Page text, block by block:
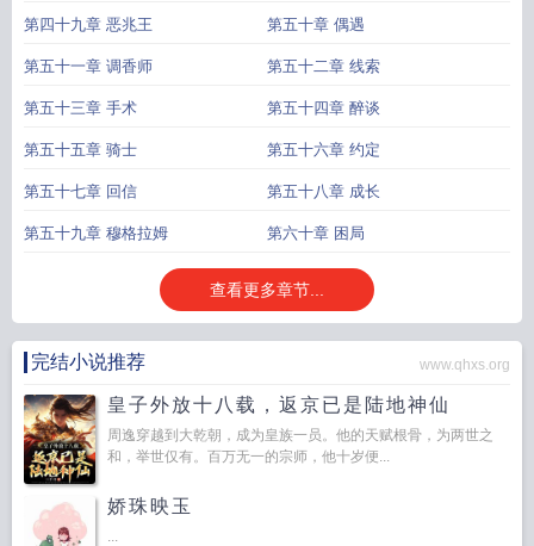
第四十九章 恶兆王 第五十章 偶遇
第五十一章 调香师 第五十二章 线索
第五十三章 手术 第五十四章 醉谈
第五十五章 骑士 第五十六章 约定
第五十七章 回信 第五十八章 成长
第五十九章 穆格拉姆 第六十章 困局
查看更多章节...
完结小说推荐 www.qhxs.org
皇子外放十八载，返京已是陆地神仙
周逸穿越到大乾朝，成为皇族一员。他的天赋根骨，为两世之
和，举世仅有。百万无一的宗师，他十岁便...
娇珠映玉
...